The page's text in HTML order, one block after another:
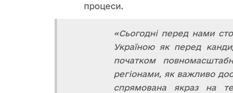
процеси.
«Сьогодні перед нами
Україною як перед
початком
регіонами, як важливо
спрямована якраз на